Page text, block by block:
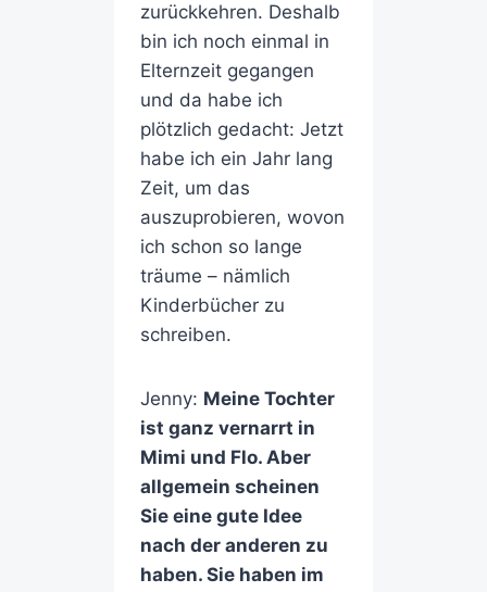
zurückkehren. Deshalb
bin ich noch einmal in
Elternzeit gegangen
und da habe ich
plötzlich gedacht: Jetzt
habe ich ein Jahr lang
Zeit, um das
auszuprobieren, wovon
ich schon so lange
träume – nämlich
Kinderbücher zu
schreiben.
Jenny: Meine Tochter
ist ganz vernarrt in
Mimi und Flo. Aber
allgemein scheinen
Sie eine gute Idee
nach der anderen zu
haben. Sie haben im